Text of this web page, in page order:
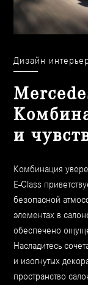
Дизайн
и
Комбинация
E-Class
безопасной
элементах в
обеспечено
Насладитесь
и изогнутых
пространство